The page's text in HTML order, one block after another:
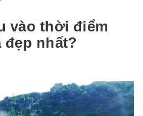
vào thời điểm
đẹp nhất?